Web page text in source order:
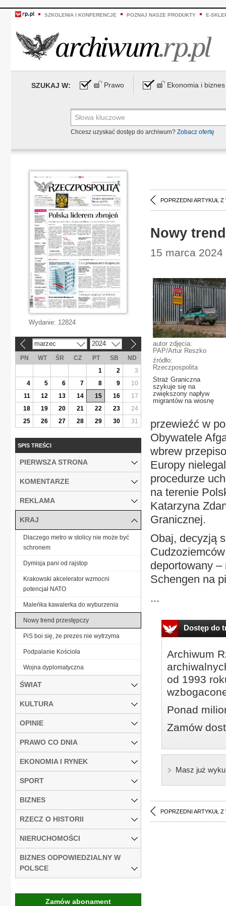
SZKOLENIA I KONFERENCJE POZNAJ NASZE PRODUKTY E-
SZUKAJ W: Prawo Ekonomia i biznes
Chcesz uzyskać dostęp do archiwum? Zobacz ofertę
POPRZEDNI ARTYKUŁ Z
Nowy
15 marca
autor zdjęcia:
PAP/Artur Reszko
źródło:
Rzeczpospolita
Straż Graniczna
szykuje się na
zwiększony napływ
migrantów na wiosnę
przewieźć w
Obywatele
wbrew
Europy
procedurze
na terenie
Katarzyna
Granicznej.
Obaj, decyzją
deportowany
Schengen na
...
Dostęp do
Archiwum
od 1993
Ponad
Zamów
Masz już
POPRZEDNI ARTYKUŁ Z
Wydanie: 12824
marzec 2024
PN WT ŚR CZ PT SB
ND
1
2
3
4
5 6 7 8 9
10
11
12 13 14 15 16
17
18
19 20 21 22 23
24
25
26 27 28 29 30 31
SPIS TREŚCI
PIERWSZA STRONA
KOMENTARZE
REKLAMA
KRAJ
Dlaczego metro w stolicy nie może być
schronem
Dymisja pani od rajstop
Krakowski akcelerator wzmocni
potencjał NATO
Maleńka kawalerka do wyburzenia
Nowy trend przestępczy
PiS boi się, że prezes nie wytrzyma
Podpalanie Kościoła
Wojna dyplomatyczna
ŚWIAT
KULTURA
OPINIE
PRAWO CO DNIA
EKONOMIA I RYNEK
SPORT
BIZNES
RZECZ O HISTORII
NIERUCHOMOŚCI
BIZNES ODPOWIEDZIALNY W
POLSCE
Zamów abonament